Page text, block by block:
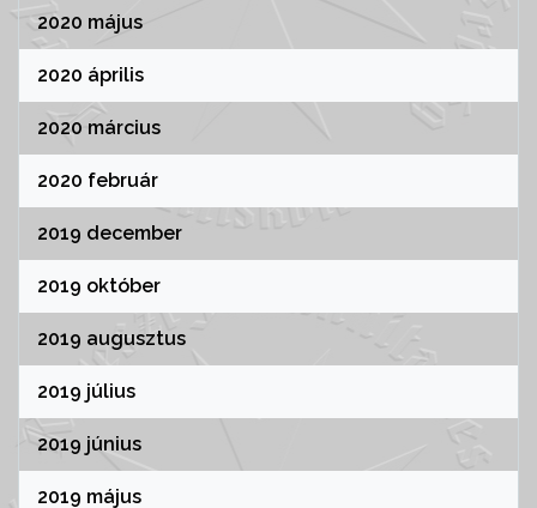
2020 május
2020 április
2020 március
2020 február
2019 december
2019 október
2019 augusztus
2019 július
2019 június
2019 május